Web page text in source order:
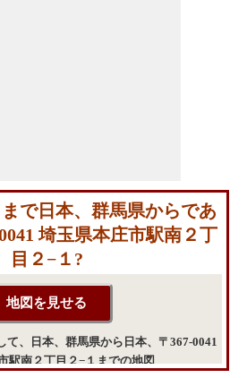
で日本、群馬県からであ
埼玉県本庄市駅南２丁
目２−１?
て、日本、群馬県から日本、〒367-0041
駅南２丁目２−１までの地図